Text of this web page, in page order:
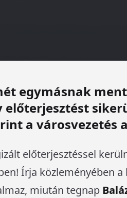
egymásnak
előterjesztést
a városvezetés
előterjesztéssel
Írja közleményében a
miután tegnap